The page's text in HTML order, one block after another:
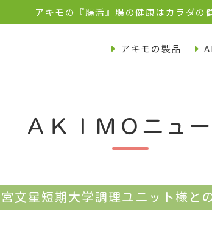
アキモの『腸活』腸の健康はカラダの
アキモの製品
ＡＫＩＭＯニュ
文星短期大学調理ユニット様と